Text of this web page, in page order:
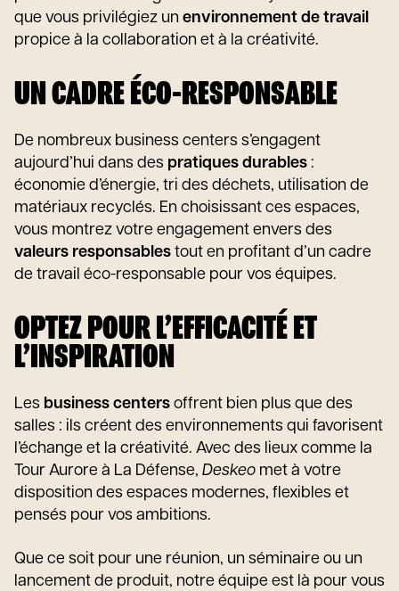
que vous privilégiez un environnement de travail
propice à la collaboration et à la créativité.
UN CADRE ÉCO-RESPONSABLE
De nombreux business centers s’engagent
aujourd’hui dans des pratiques durables :
économie d’énergie, tri des déchets, utilisation de
matériaux recyclés. En choisissant ces espaces,
vous montrez votre engagement envers des
valeurs responsables tout en profitant d’un cadre
de travail éco-responsable pour vos équipes.
OPTEZ POUR L’EFFICACITÉ ET
L’INSPIRATION
Les business centers offrent bien plus que des
salles : ils créent des environnements qui favorisent
l’échange et la créativité. Avec des lieux comme la
Tour Aurore à La Défense, Deskeo met à votre
disposition des espaces modernes, flexibles et
pensés pour vos ambitions.
Que ce soit pour une réunion, un séminaire ou un
lancement de produit, notre équipe est là pour vous